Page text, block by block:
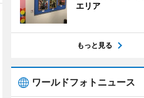
エリア
もっと見る
ワールドフォトニュース